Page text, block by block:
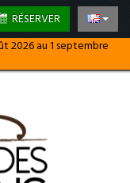
RÉSERVER
2026 au 1 septembre